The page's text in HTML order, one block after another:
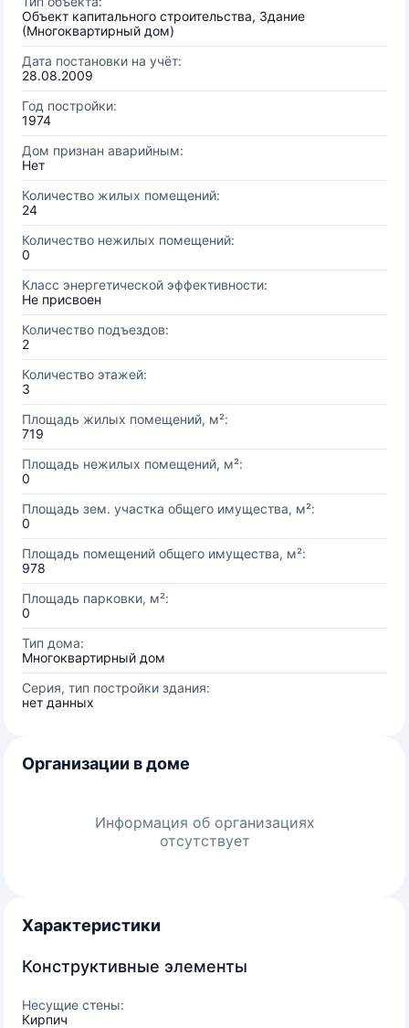
Объект капитального строительства, Здание
(Многоквартирный дом)
Дата постановки на учёт:
28.08.2009
Год постройки:
1974
Дом признан аварийным:
Нет
Количество жилых помещений:
24
Количество нежилых помещений:
0
Класс энергетической эффективности:
Не присвоен
Количество подъездов:
2
Количество этажей:
3
Площадь жилых помещений, м²:
719
Площадь нежилых помещений, м²:
0
Площадь зем. участка общего имущества, м²:
0
Площадь помещений общего имущества, м²:
978
Площадь парковки, м²:
0
Тип дома:
Многоквартирный дом
Серия, тип постройки здания:
нет данных
Организации в доме
Информация об организациях
отсутствует
Характеристики
Конструктивные элементы
Несущие стены:
Кирпич